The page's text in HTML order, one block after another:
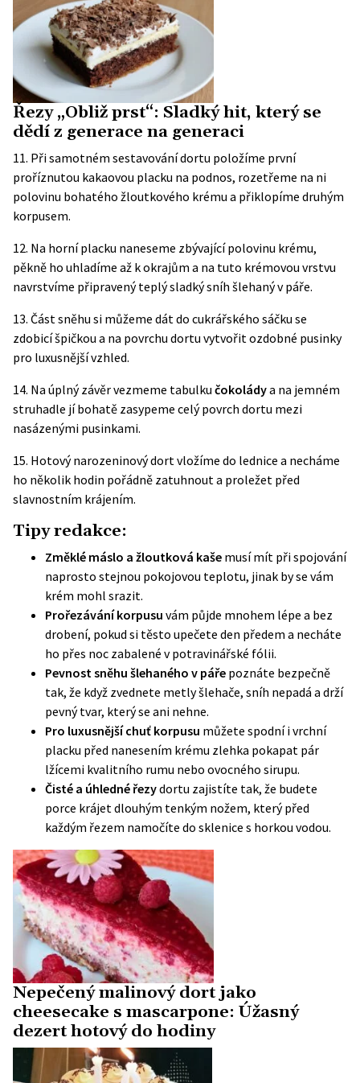
Řezy „Obliž prst“: Sladký hit, který se
dědí z generace na generaci
11. Při samotném sestavování dortu položíme první
proříznutou kakaovou placku na podnos, rozetřeme na ni
polovinu bohatého žloutkového krému a přiklopíme druhým
korpusem.
12. Na horní placku naneseme zbývající polovinu krému,
pěkně ho uhladíme až k okrajům a na tuto krémovou vrstvu
navrstvíme připravený teplý sladký sníh šlehaný v páře.
13. Část sněhu si můžeme dát do cukrářského sáčku se
zdobicí špičkou a na povrchu dortu vytvořit ozdobné pusinky
pro luxusnější vzhled.
14. Na úplný závěr vezmeme tabulku čokoládya na jemném
struhadle jí bohatě zasypeme celý povrch dortu mezi
nasázenými pusinkami.
15. Hotový narozeninový dort vložíme do lednice a necháme
ho několik hodin pořádně zatuhnout a proležet před
slavnostním krájením.
Tipy redakce:
Změklé máslo a žloutková kaše musí mít při spojování
naprosto stejnou pokojovou teplotu, jinak by se vám
krém mohl srazit.
Prořezávání korpusu vám půjde mnohem lépe a bez
drobení, pokud si těsto upečete den předem a necháte
ho přes noc zabalené v potravinářské fólii.
Pevnost sněhu šlehaného v páře poznáte bezpečně
tak, že když zvednete metly šlehače, sníh nepadá a drží
pevný tvar, který se ani nehne.
Pro luxusnější chuť korpusu můžete spodní i vrchní
placku před nanesením krému zlehka pokapat pár
lžícemi kvalitního rumu nebo ovocného sirupu.
Čisté a úhledné řezydortu zajistíte tak, že budete
porce krájet dlouhým tenkým nožem, který před
každým řezem namočíte do sklenice s horkou vodou.
Nepečený malinový dort jako
cheesecake s mascarpone: Úžasný
dezert hotový do hodiny